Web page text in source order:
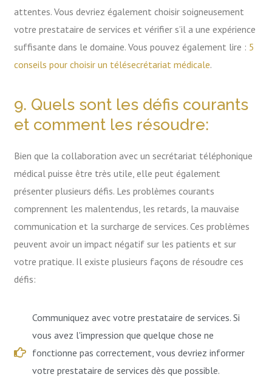
attentes. Vous devriez également choisir soigneusement
votre prestataire de services et vérifier s’il a une expérience
suffisante dans le domaine. Vous pouvez également lire : 5
conseils pour choisir un télésecrétariat médicale.
9. Quels sont les défis courants
et comment les résoudre:
Bien que la collaboration avec un secrétariat téléphonique
médical puisse être très utile, elle peut également
présenter plusieurs défis. Les problèmes courants
comprennent les malentendus, les retards, la mauvaise
communication et la surcharge de services. Ces problèmes
peuvent avoir un impact négatif sur les patients et sur
votre pratique. Il existe plusieurs façons de résoudre ces
défis:
Communiquez avec votre prestataire de services. Si
vous avez l'impression que quelque chose ne
fonctionne pas correctement, vous devriez informer
votre prestataire de services dès que possible.